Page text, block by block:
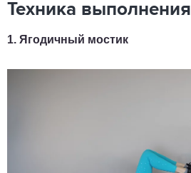
Техника выполнения
1. Ягодичный мостик